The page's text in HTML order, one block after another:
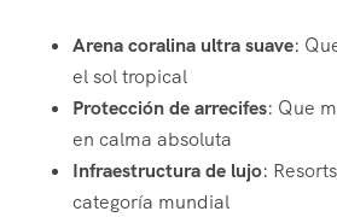
Arena coralina ultra suave:
el sol tropical
Protección de arrecifes: Que
en calma absoluta
Infraestructura de lujo:
categoría mundial